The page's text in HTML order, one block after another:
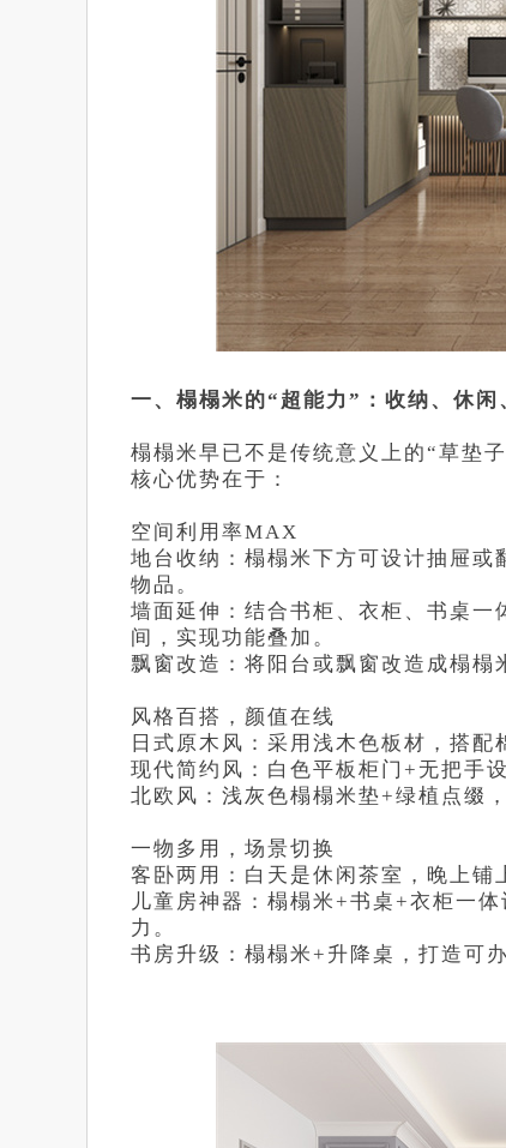
一、榻榻米的“超能力”：收纳、休闲
榻榻米早已不是传统意义上的“草垫
核心优势在于：
空间利用率MAX
地台收纳：榻榻米下方可设计抽屉
物品。
墙面延伸：结合书柜、衣柜、书桌
间，实现功能叠加。
飘窗改造：将阳台或飘窗改造成榻榻
风格百搭，颜值在线
日式原木风：采用浅木色板材，搭配
现代简约风：白色平板柜门+无把手
北欧风：浅灰色榻榻米垫+绿植点缀
一物多用，场景切换
客卧两用：白天是休闲茶室，晚上铺
儿童房神器：榻榻米+书桌+衣柜一
力。
书房升级：榻榻米+升降桌，打造可